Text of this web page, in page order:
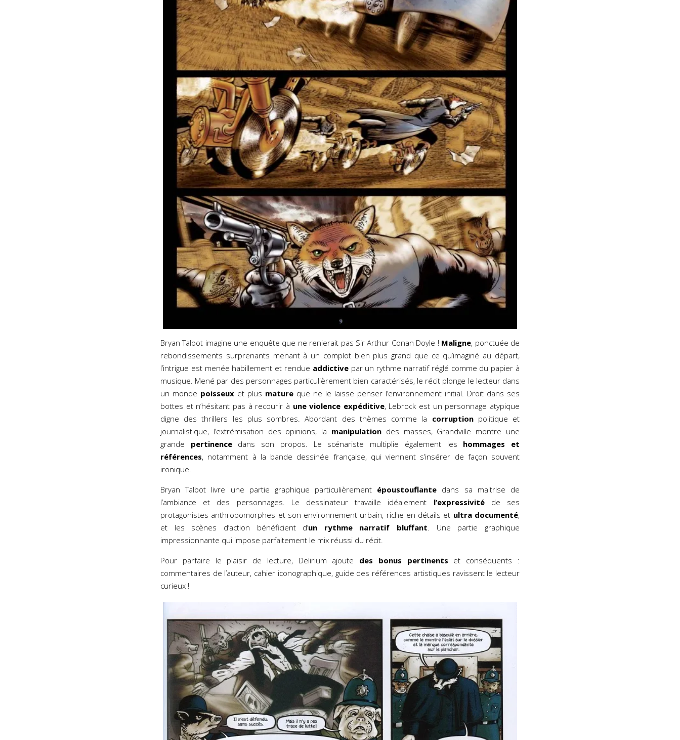
Bryan Talbot imagine une enquête que ne renierait pas Sir Arthur Conan Doyle ! Maligne, ponctuée de
rebondissements surprenants menant à un complot bien plus grand que ce qu’imaginé au départ,
l’intrigue est menée habillement et rendue addictivepar un rythme narratif réglé comme du papier à
musique. Mené par des personnages particulièrement bien caractérisés, le récit plonge le lecteur dans
un monde poisseux et plus mature que ne le laisse penser l’environnement initial. Droit dans ses
bottes et n’hésitant pas à recourir à une violence expéditive, Lebrock est un personnage atypique
digne des thrillers les plus sombres. Abordant des thèmes comme la corruptionpolitique et
journalistique, l’extrémisation des opinions, la manipulation des masses, Grandville montre une
grande pertinencedans son propos. Le scénariste multiplie également les hommages et
références, notamment à la bande dessinée française, qui viennent s’insérer de façon souvent
ironique.
Bryan Talbot livre une partie graphique particulièrement époustouflante dans sa maitrise de
l’ambiance et des personnages. Le dessinateur travaille idéalement l’expressivitéde ses
protagonistes anthropomorphes et son environnement urbain, riche en détails et ultra documenté,
et les scènes d’action bénéficient d’un rythme narratif bluffant. Une partie graphique
impressionnante qui impose parfaitement le mix réussi du récit.
Pour parfaire le plaisir de lecture, Delirium ajoute des bonus pertinents et conséquents :
commentaires de l’auteur, cahier iconographique, guide des références artistiques ravissent le lecteur
curieux !